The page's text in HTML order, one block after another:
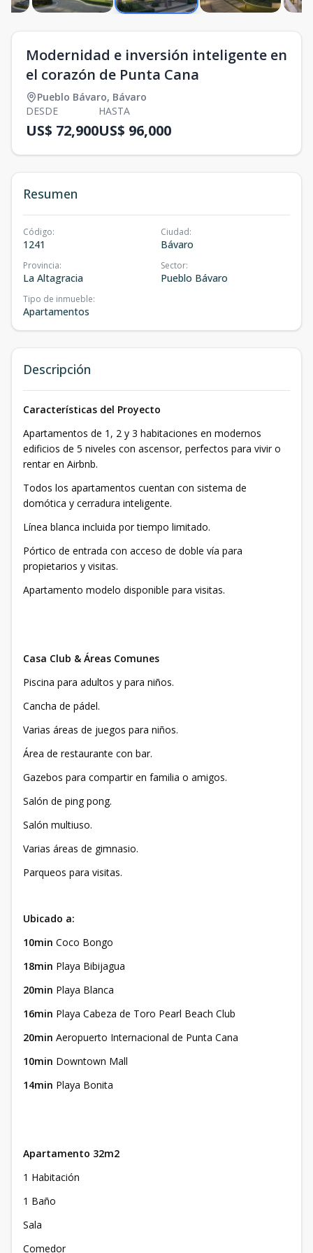
Modernidad e inversión inteligente en
el corazón de Punta Cana
Pueblo Bávaro, Bávaro
DESDE
US$ 72,900
HASTA
US$ 96,000
Resumen
Código:
1241
Ciudad:
Bávaro
Provincia:
La Altagracia
Sector:
Pueblo Bávaro
Tipo de inmueble:
Apartamentos
Descripción
Características del Proyecto
Apartamentos de 1, 2 y 3 habitaciones en modernos
edificios de 5 niveles con ascensor, perfectos para vivir o
rentar en Airbnb.
Todos los apartamentos cuentan con sistema de
domótica y cerradura inteligente.
Línea blanca incluida por tiempo limitado.
Pórtico de entrada con acceso de doble vía para
propietarios y visitas.
Apartamento modelo disponible para visitas.
Casa Club & Áreas Comunes
Piscina para adultos y para niños.
Cancha de pádel.
Varias áreas de juegos para niños.
Área de restaurante con bar.
Gazebos para compartir en familia o amigos.
Salón de ping pong.
Salón multiuso.
Varias áreas de gimnasio.
Parqueos para visitas.
Ubicado a:
10min Coco Bongo
18min Playa Bibijagua
20min Playa Blanca
16min Playa Cabeza de Toro Pearl Beach Club
20min Aeropuerto Internacional de Punta Cana
10min Downtown Mall
14min Playa Bonita
Apartamento 32m2
1 Habitación
1 Baño
Sala
Comedor